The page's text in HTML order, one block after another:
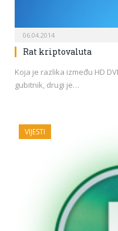
06.04.2014
Rat kriptovaluta
Koja je razlika između HD
gubitnik, drugi je…
VIJESTI